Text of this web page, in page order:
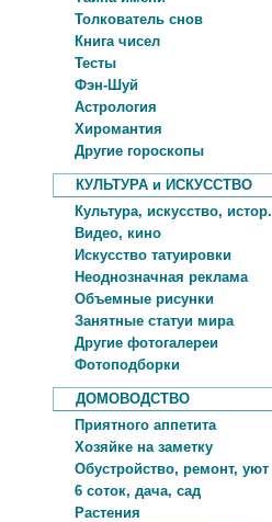
Толкователь снов
Книга чисел
Тесты
Фэн-Шуй
Астрология
Хиромантия
Другие гороскопы
КУЛЬТУРА и ИСКУССТВО
Культура, искусство, истор.
Видео, кино
Искусство татуировки
Неоднозначная реклама
Объемные рисунки
Занятные статуи мира
Другие фотогалереи
Фотоподборки
ДОМОВОДСТВО
Приятного аппетита
Хозяйке на заметку
Обустройство, ремонт, уют
6 соток, дача, сад
Растения